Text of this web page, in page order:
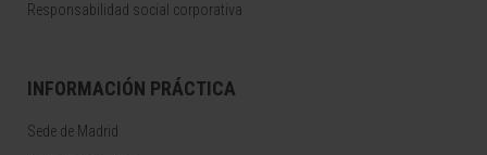
Responsabilidad social corporativa
INFORMACIÓN PRÁCTICA
Sede de Madrid